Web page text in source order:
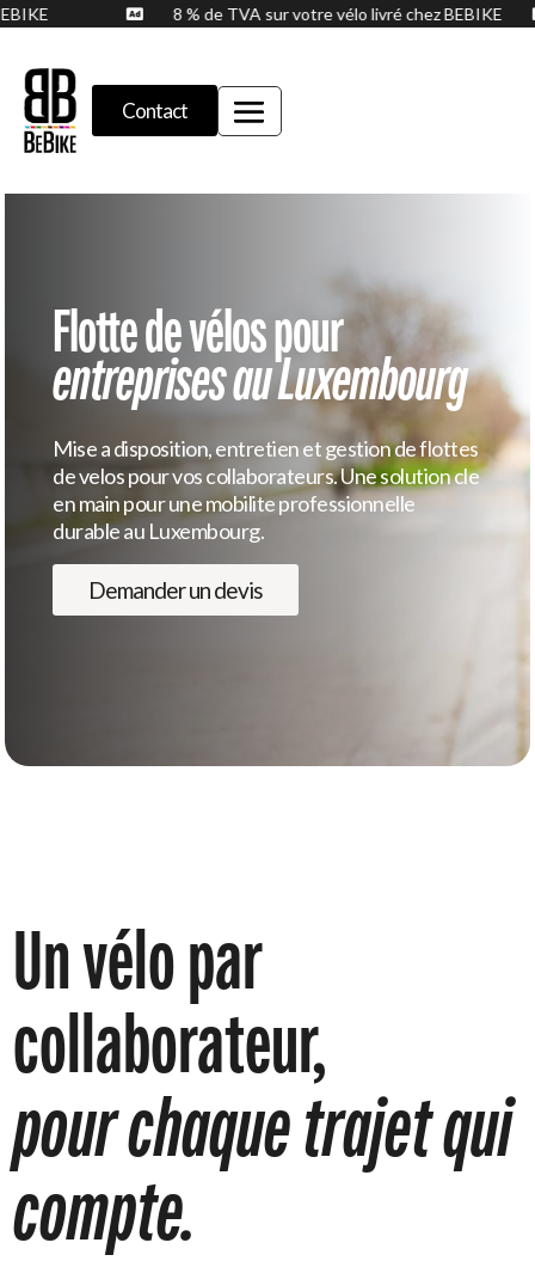
8 % de TVA sur votre vélo livré chez BEBIKE
Contact
Flotte de vélos pour
entreprises au Luxembourg
Mise a disposition, entretien et gestion de flottes
de velos pour vos collaborateurs. Une solution cle
en main pour une mobilite professionnelle
durable au Luxembourg.
Demander un devis
Unvélopar
collaborateur,
pourchaquetrajetqui
compte.